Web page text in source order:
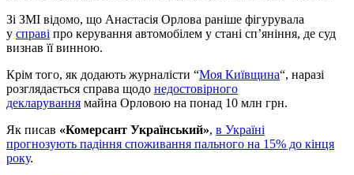
Зі ЗМІ відомо, що Анастасія Орлова раніше фігурувала
у справі про керування автомобілем у стані сп’яніння, де суд
визнав її винною.
Крім того, як додають журналісти “Моя Київщина“, наразі
розглядається справа щодо недостовірного
декларування майна Орловою на понад 10 млн грн.
Як писав «Комерсант Український», в Україні
прогнозують падіння споживання пального на 15% до кінця
року.